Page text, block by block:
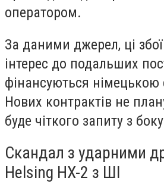
оператором.
За даними джерел, ці
інтерес до подальших
фінансуються
Нових контрактів не
буде чіткого запиту з
Скандал з ударними
Helsing HX-2 з ШІ